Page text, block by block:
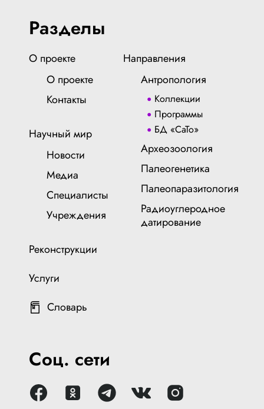
Разделы
О проекте
О проекте
Контакты
Научный мир
Новости
Медиа
Специалисты
Учреждения
Реконструкции
Услуги
Словарь
Направления
Антропология
Коллекции
Программы
БД «СаТо»
Археозоология
Палеогенетика
Палеопаразитология
Радиоуглеродное
датирование
Соц. сети